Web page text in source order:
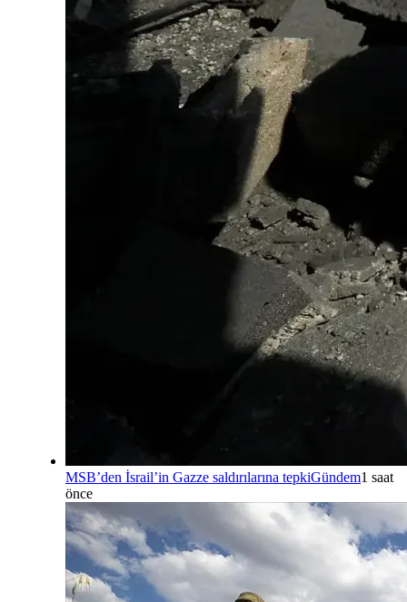
MSB’den İsrail’in Gazze saldırılarına tepkiGündem1 saat
önce